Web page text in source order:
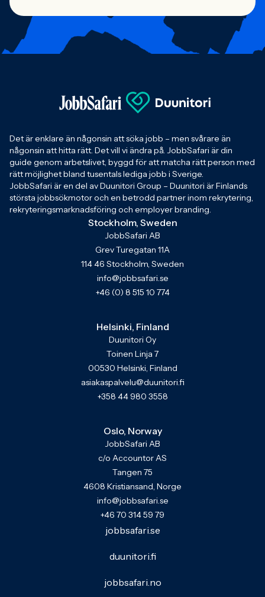
Det är enklare än någonsin att söka jobb – men svårare än
någonsin att hitta rätt. Det vill vi ändra på. JobbSafari är din
guide genom arbetslivet, byggd för att matcha rätt person med
rätt möjlighet bland tusentals lediga jobb i Sverige.
JobbSafari är en del av Duunitori Group – Duunitori är Finlands
största jobbsökmotor och en betrodd partner inom rekrytering,
rekryteringsmarknadsföring och employer branding.
Stockholm, Sweden
JobbSafari AB
Grev Turegatan 11A
114 46 Stockholm, Sweden
info@jobbsafari.se
+46 (0) 8 515 10 774
Helsinki, Finland
Duunitori Oy
Toinen Linja 7
00530 Helsinki, Finland
asiakaspalvelu@duunitori.fi
+358 44 980 3558
Oslo, Norway
JobbSafari AB
c/o Accountor AS
Tangen 75
4608 Kristiansand, Norge
info@jobbsafari.se
+46 70 314 59 79
jobbsafari.se
duunitori.fi
jobbsafari.no